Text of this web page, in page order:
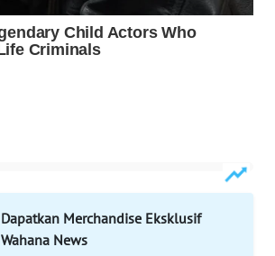
Dapatkan Merchandise Eksklusif
Wahana News